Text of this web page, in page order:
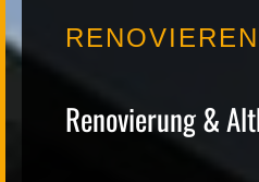
RENOVIEREN
Renovierung &